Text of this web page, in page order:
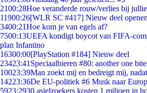
2100:28Hoe veranderde rouw/verlies bij
11900:26[WLR SC #417] Nieuw deel
3400:21Hoe kom je van egels af?
7500:13UEFA kondigt boycot van FIFA-
plan Infantino
16300:00[PlayStation #184] Nieuw deel
23423:41 Speciaalbieren #80: another one
10023:39Man zoekt mij en bedreigt mij,
14223:36De EU-politiek #6 Musk naar
5923:2930 asielzoekers kosten 1 miljoen in